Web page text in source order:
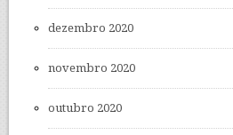
dezembro 2020
novembro 2020
outubro 2020